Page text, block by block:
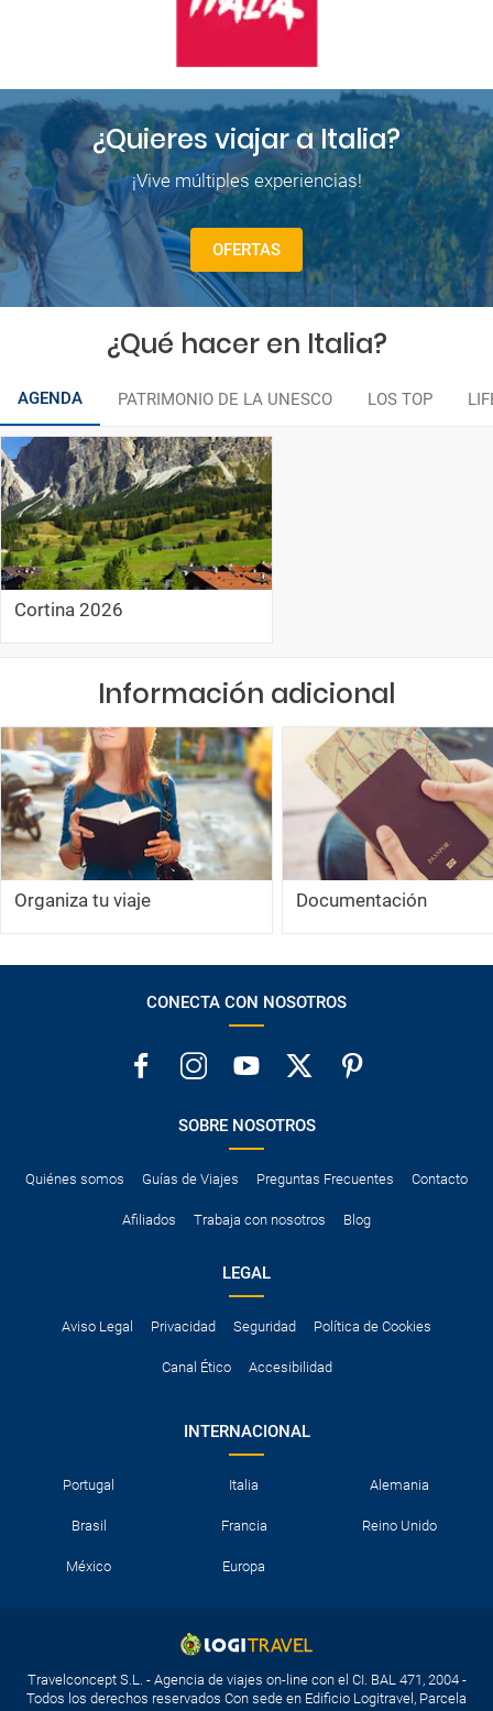
¿Quieres viajar a Italia?
¡Vive múltiples experiencias!
OFERTAS
¿Qué hacer en Italia?
AGENDA PATRIMONIO DE LA UNESCO LOS TOP
Cortina 2026
Información adicional
Organiza tu viaje Documentación
CONECTA CON NOSOTROS
SOBRE NOSOTROS
Quiénes somos Guías de Viajes Preguntas Frecuentes Contacto
Afiliados Trabaja con nosotros Blog
LEGAL
Aviso Legal Privacidad Seguridad Política de Cookies
Canal Ético Accesibilidad
INTERNACIONAL
Portugal Italia Alemania
Brasil Francia Reino Unido
México Europa
Travelconcept S.L. - Agencia de viajes on-line con el CI. BAL 471, 2004 -
Todos los derechos reservados Con sede en Edificio Logitravel, Parcela